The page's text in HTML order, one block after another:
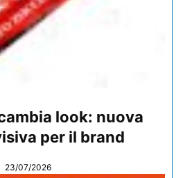
look: nuova
per il brand
23/07/2026